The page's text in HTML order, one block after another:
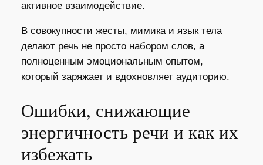
активное взаимодействие.
В совокупности жесты, мимика и язык тела
делают речь не просто набором слов, а
полноценным эмоциональным опытом,
который заряжает и вдохновляет аудиторию.
Ошибки, снижающие
энергичность речи и как их
избежать